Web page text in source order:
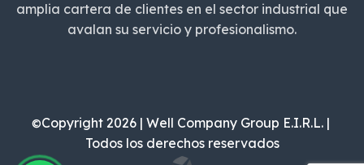
amplia cartera de clientes en el sector industrial que
avalan su servicio y profesionalismo.
©Copyright 2026 | Well Company Group E.I.R.L. |
Todos los derechos reservados